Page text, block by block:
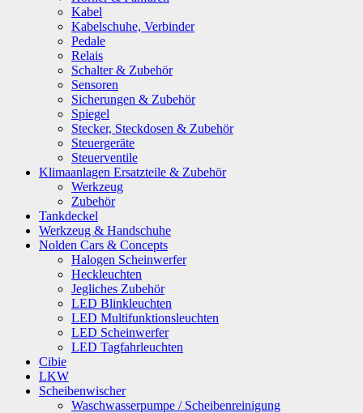
Kabel
Kabelschuhe, Verbinder
Pedale
Relais
Schalter & Zubehör
Sensoren
Sicherungen & Zubehör
Spiegel
Stecker, Steckdosen & Zubehör
Steuergeräte
Steuerventile
Klimaanlagen Ersatzteile & Zubehör
Werkzeug
Zubehör
Tankdeckel
Werkzeug & Handschuhe
Nolden Cars & Concepts
Halogen Scheinwerfer
Heckleuchten
Jegliches Zubehör
LED Blinkleuchten
LED Multifunktionsleuchten
LED Scheinwerfer
LED Tagfahrleuchten
Cibie
LKW
Scheibenwischer
Waschwasserpumpe / Scheibenreinigung